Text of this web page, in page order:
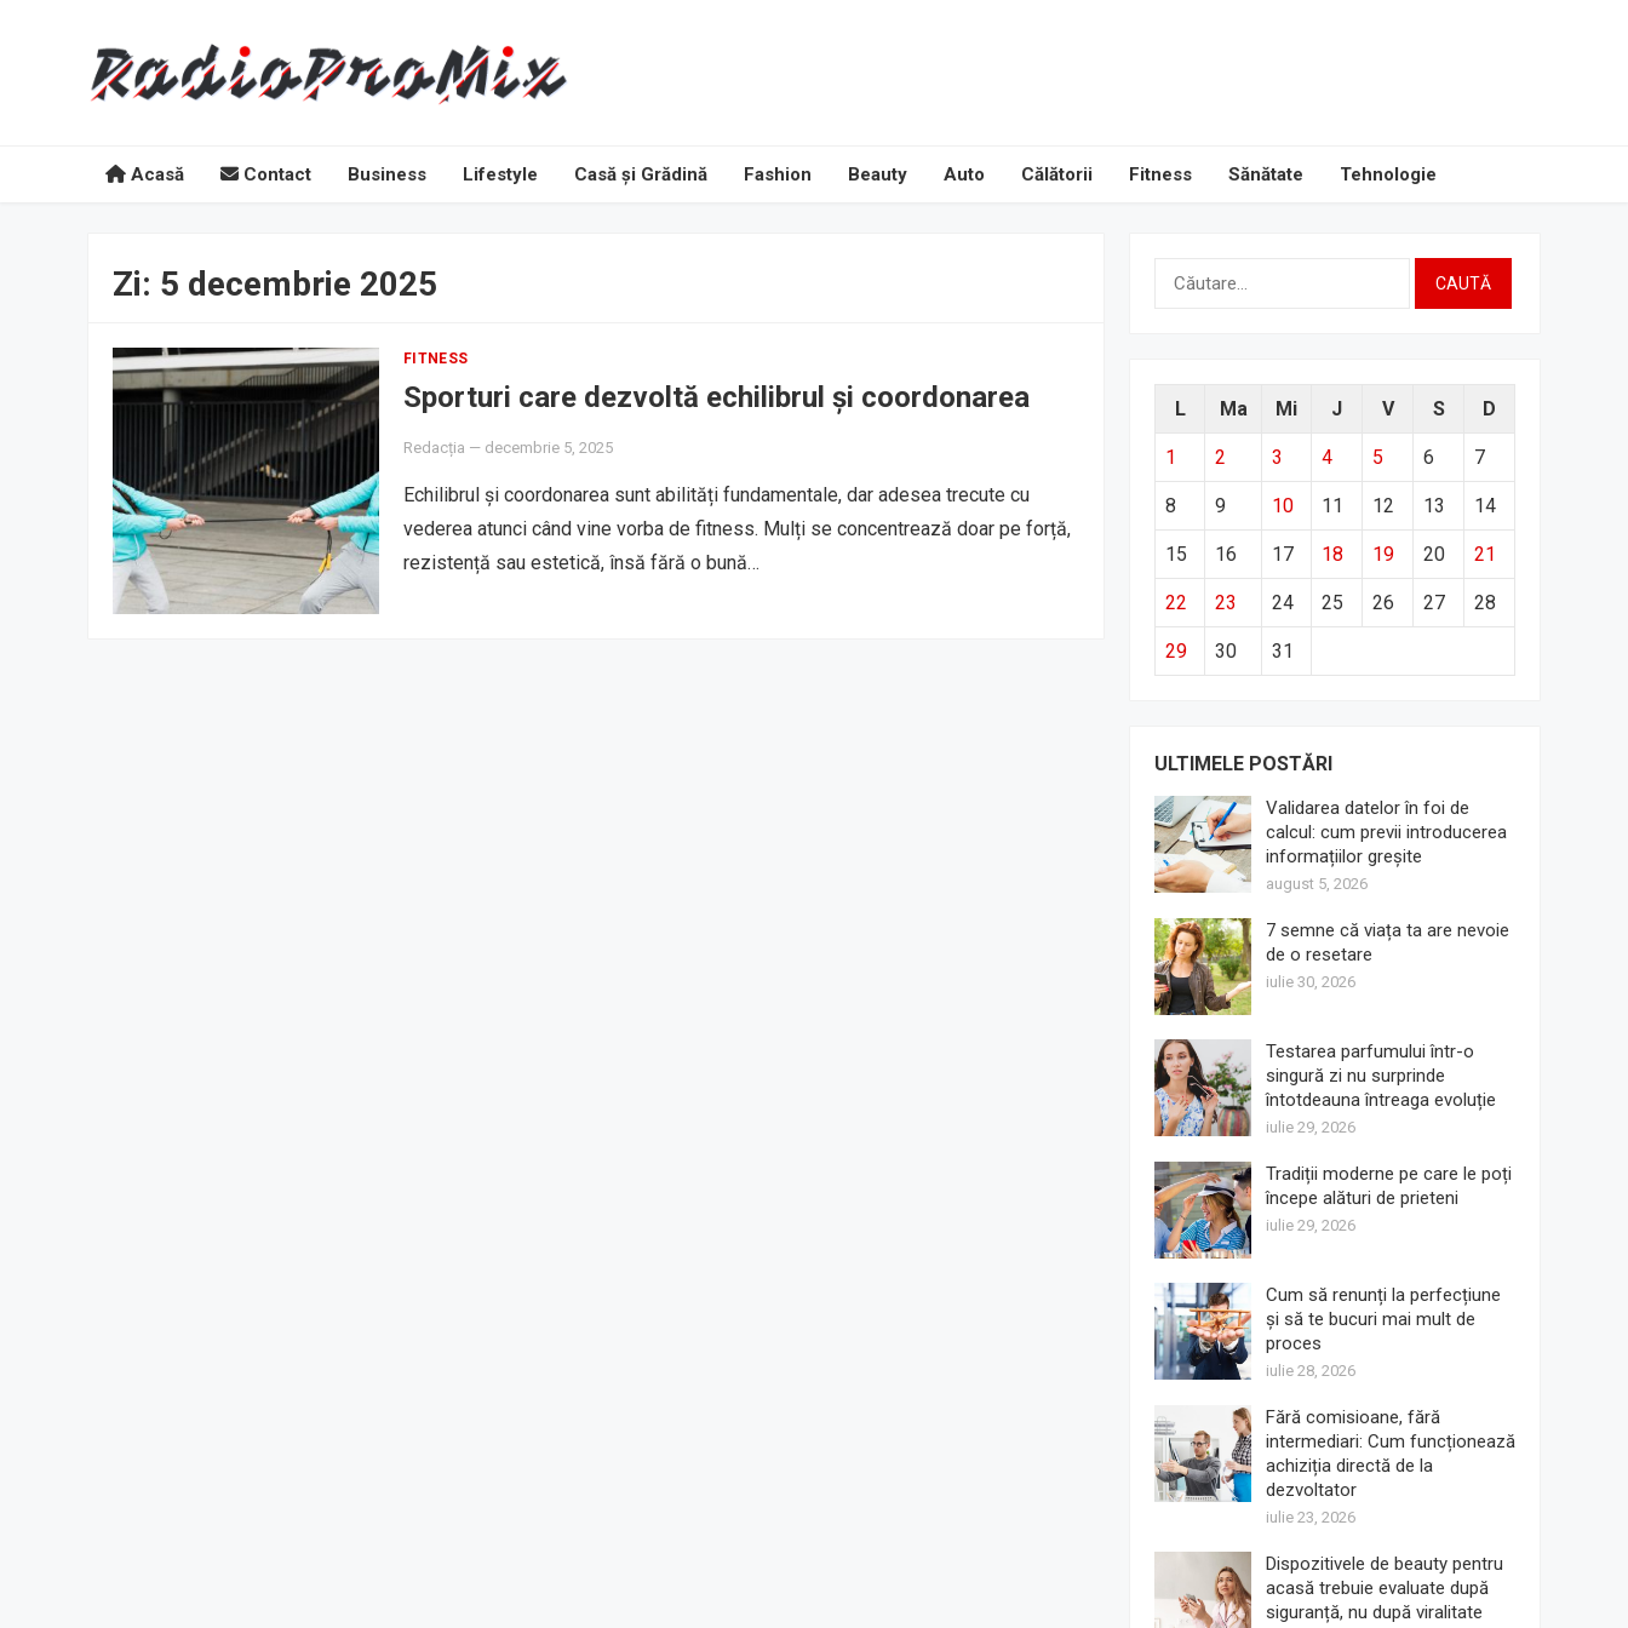
Acasă Contact Business Lifestyle Casă și Grădină Fashion Beauty Auto Călătorii Fitness Sănătate Tehnologie
Zi: 5 decembrie 2025
FITNESS
Sporturi care dezvoltă echilibrul și coordonarea
Redacția — decembrie 5, 2025
Echilibrul și coordonarea sunt abilități fundamentale, dar adesea trecute cu
vederea atunci când vine vorba de fitness. Mulți se concentrează doar pe forță,
rezistență sau estetică, însă fără o bună…
Caută
L Ma Mi J V S D
1 2 3 4 5 6 7
8 9 10 11 12 13 14
15 16 17 18 19 20 21
22 23 24 25 26 27 28
29 30 31
ULTIMELE POSTĂRI
Validarea datelor în foi de
calcul: cum previi introducerea
informațiilor greșite
august 5, 2026
7 semne că viața ta are nevoie
de o resetare
iulie 30, 2026
Testarea parfumului într-o
singură zi nu surprinde
întotdeauna întreaga evoluție
iulie 29, 2026
Tradiții moderne pe care le poți
începe alături de prieteni
iulie 29, 2026
Cum să renunți la perfecțiune
și să te bucuri mai mult de
proces
iulie 28, 2026
Fără comisioane, fără
intermediari: Cum funcționează
achiziția directă de la
dezvoltator
iulie 23, 2026
Dispozitivele de beauty pentru
acasă trebuie evaluate după
siguranță, nu după viralitate